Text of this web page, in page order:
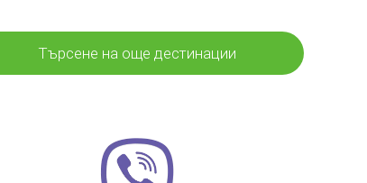
Търсене на още дестинации